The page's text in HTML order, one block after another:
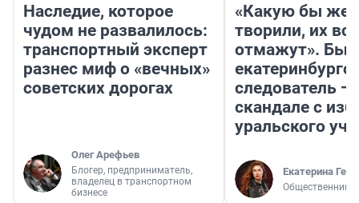
Наследие, которое
чудом не развалилось:
транспортный эксперт
разнес миф о «вечных»
советских дорогах
Олег Арефьев
Блогер, предприниматель,
владелец в транспортном
бизнесе
«Какую бы
творили, их
отмажут».
следователь —
скандале с
уральского
Екатерина
Общественник